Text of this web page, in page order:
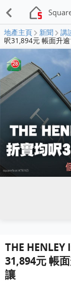
地產主頁 新聞 講
呎31,894元 帳面升
THE
31,894元 帳
讓